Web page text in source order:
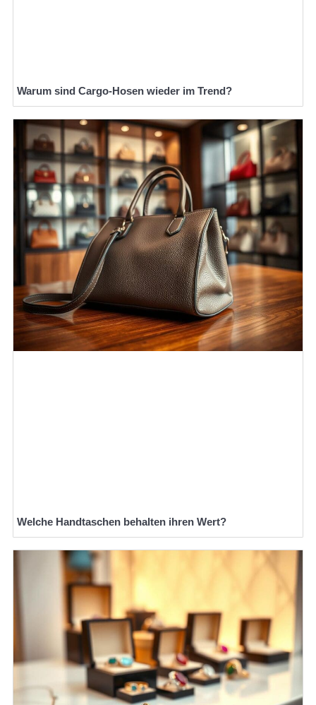
Warum sind Cargo-Hosen wieder im Trend?
Welche Handtaschen behalten ihren Wert?